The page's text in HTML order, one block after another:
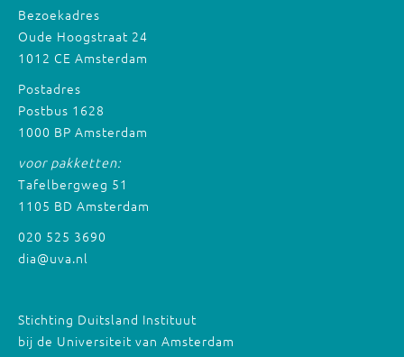
Bezoekadres
Oude Hoogstraat 24
1012 CE Amsterdam
Postadres
Postbus 1628
1000 BP Amsterdam
voor pakketten:
Tafelbergweg 51
1105 BD Amsterdam
020 525 3690
dia@uva.nl
Stichting Duitsland Instituut
bij de Universiteit van Amsterdam